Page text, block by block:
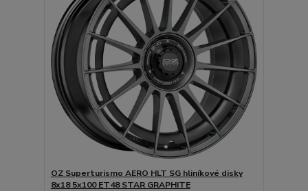
OZ Superturismo AERO HLT SG hliníkové disky
8x18 5x100 ET48 STAR GRAPHITE